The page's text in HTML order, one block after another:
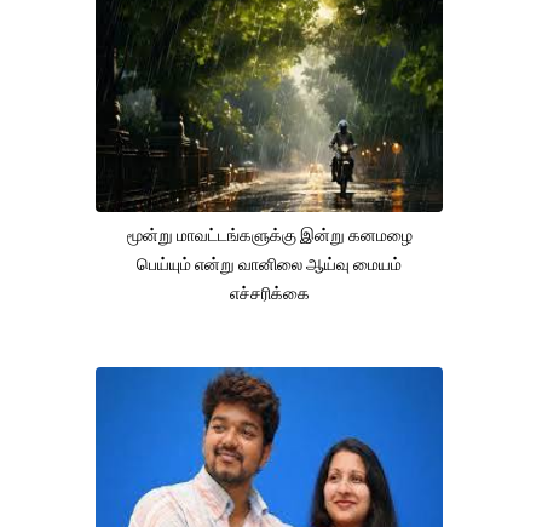
மூன்று மாவட்டங்களுக்கு இன்று கனமழை
பெய்யும் என்று வானிலை ஆய்வு மையம்
எச்சரிக்கை